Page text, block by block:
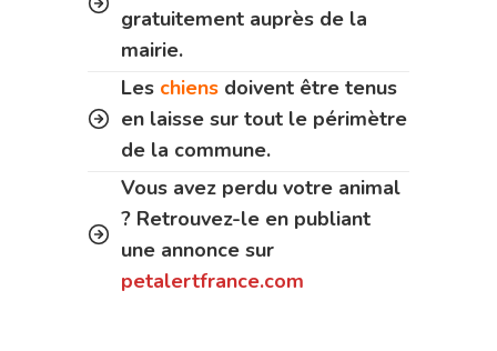
gratuitement auprès de la
mairie.
Les chiens doivent être tenus
en laisse sur tout le périmètre
de la commune.
Vous avez perdu votre animal
? Retrouvez-le en publiant
une annonce sur
petalertfrance.com